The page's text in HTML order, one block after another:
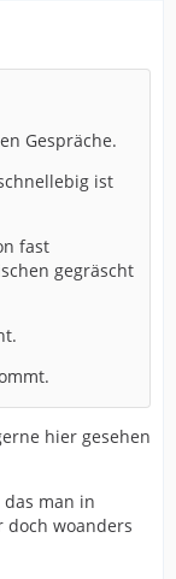
Gespräche.
ist
fast
gegräscht
hier gesehen
man in
doch woanders